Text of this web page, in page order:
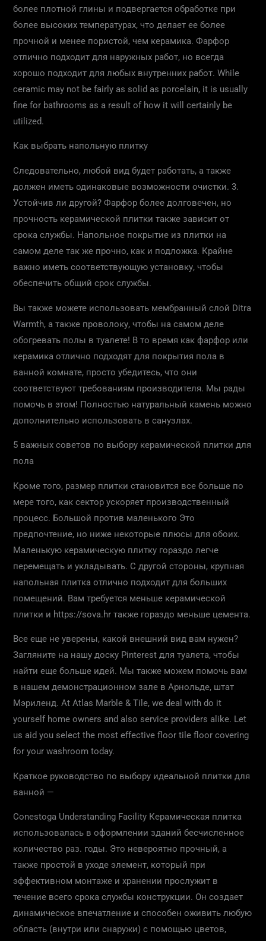
более плотной глины и подвергается обработке при
более высоких температурах, что делает ее более
прочной и менее пористой, чем керамика. Фарфор
отлично подходит для наружных работ, но всегда
хорошо подходит для любых внутренних работ. While
ceramic may not be fairly as solid as porcelain, it is usually
fine for bathrooms as a result of how it will certainly be
utilized.
Как выбрать напольную плитку
Следовательно, любой вид будет работать, а также
должен иметь одинаковые возможности очистки. 3.
Устойчив ли другой? Фарфор более долговечен, но
прочность керамической плитки также зависит от
срока службы. Напольное покрытие из плитки на
самом деле так же прочно, как и подложка. Крайне
важно иметь соответствующую установку, чтобы
обеспечить общий срок службы.
Вы также можете использовать мембранный слой Ditra
Warmth, а также проволоку, чтобы на самом деле
обогревать полы в туалете! В то время как фарфор или
керамика отлично подходят для покрытия пола в
ванной комнате, просто убедитесь, что они
соответствуют требованиям производителя. Мы рады
помочь в этом! Полностью натуральный камень можно
дополнительно использовать в санузлах.
5 важных советов по выбору керамической плитки для
пола
Кроме того, размер плитки становится все больше по
мере того, как сектор ускоряет производственный
процесс. Большой против маленького Это
предпочтение, но ниже некоторые плюсы для обоих.
Маленькую керамическую плитку гораздо легче
перемещать и укладывать. С другой стороны, крупная
напольная плитка отлично подходит для больших
помещений. Вам требуется меньше керамической
плитки и https://sova.hr также гораздо меньше цемента.
Все еще не уверены, какой внешний вид вам нужен?
Загляните на нашу доску Pinterest для туалета, чтобы
найти еще больше идей. Мы также можем помочь вам
в нашем демонстрационном зале в Арнольде, штат
Мэриленд. At Atlas Marble & Tile, we deal with do it
yourself home owners and also service providers alike. Let
us aid you select the most effective floor tile floor covering
for your washroom today.
Краткое руководство по выбору идеальной плитки для
ванной —
Conestoga Understanding Facility Керамическая плитка
использовалась в оформлении зданий бесчисленное
количество раз. годы. Это невероятно прочный, а
также простой в уходе элемент, который при
эффективном монтаже и хранении прослужит в
течение всего срока службы конструкции. Он создает
динамическое впечатление и способен оживить любую
область (внутри или снаружи) с помощью цветов,